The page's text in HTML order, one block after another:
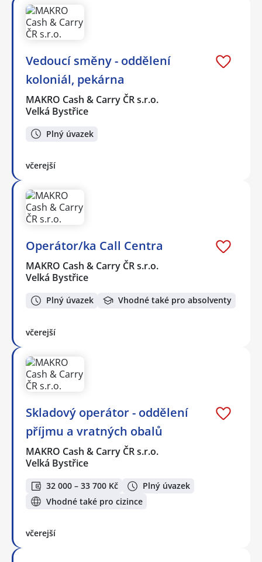
Vedoucí směny - oddělení
koloniál, pekárna
MAKRO Cash & Carry ČR s.r.o.
Velká Bystřice
Plný úvazek
včerejší
Operátor/ka Call Centra
MAKRO Cash & Carry ČR s.r.o.
Velká Bystřice
Plný úvazek Vhodné také pro absolventy
včerejší
Skladový operátor - oddělení
příjmu a vratných obalů
MAKRO Cash & Carry ČR s.r.o.
Velká Bystřice
32 000 – 33 700 Kč
Plný úvazek
Vhodné také pro cizince
včerejší